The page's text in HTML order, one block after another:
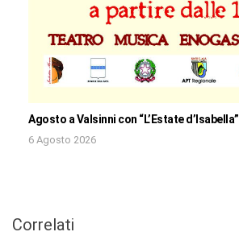
Agosto a Valsinni con “L’Estate d’Isabella”
6 Agosto 2026
Correlati